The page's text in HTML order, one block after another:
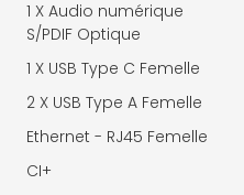
1 X Audio numérique
S/PDIF Optique
1 X USB Type C Femelle
2 X USB Type A Femelle
Ethernet - RJ45 Femelle
CI+